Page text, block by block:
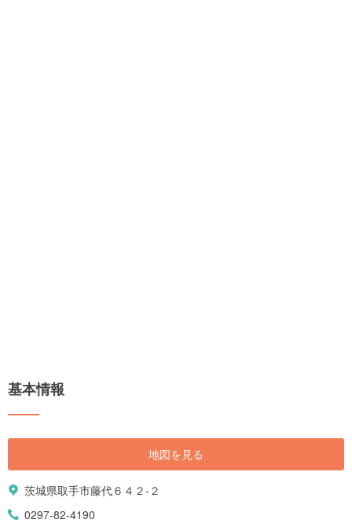
基本情報
地図を見る
茨城県取手市藤代６４２-２
0297-82-4190